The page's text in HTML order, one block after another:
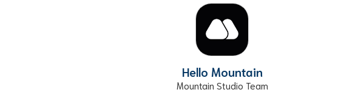
Hello Mountain
Mountain Studio Team